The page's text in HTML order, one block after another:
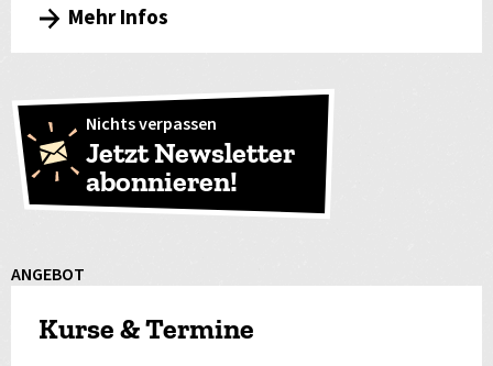
Mehr Infos
Nichts verpassen
Jetzt Newsletter
abonnieren!
ANGEBOT
Kurse & Termine